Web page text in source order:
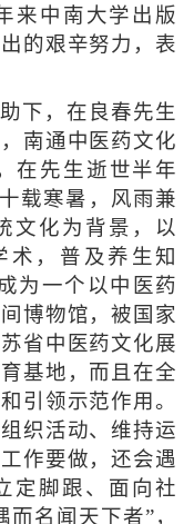
来中南大学出版
的艰辛努力，表
下，在良春先生
南通中医药文化
在先生逝世半年
载寒暑，风雨兼
文化为背景，以
术，普及养生知
为一个以中医药
博物馆，被国家
省中医药文化展
基地，而且在全
引领示范作用。
织活动、维持运
作要做，还会遇
定脚跟、面向社
名闻天下者”，